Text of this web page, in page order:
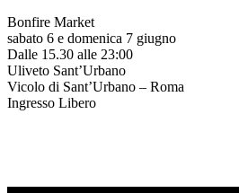
Bonfire Market
sabato 6 e domenica 7 giugno
Dalle 15.30 alle 23:00
Uliveto Sant’Urbano
Vicolo di Sant’Urbano – Roma
Ingresso Libero